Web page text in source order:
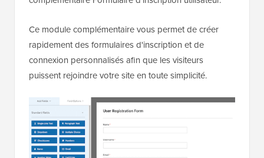
Ce module complémentaire vous permet de créer
rapidement des formulaires d'inscription et de
connexion personnalisés afin que les visiteurs
puissent rejoindre votre site en toute simplicité.